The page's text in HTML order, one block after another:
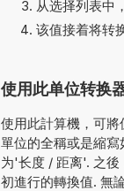
从选择列表中
该值接着将转
使用此单位转换
使用此計算機，可
單位的全稱或是縮寫
为'长度 / 距离'. 之後
初進行的轉換值. 無